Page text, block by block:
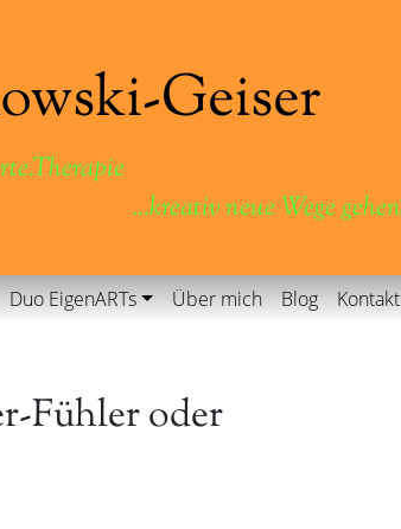
...kreativ neue Wege gehen
Duo EigenARTs Über mich Blog Kontakt
Fühler oder